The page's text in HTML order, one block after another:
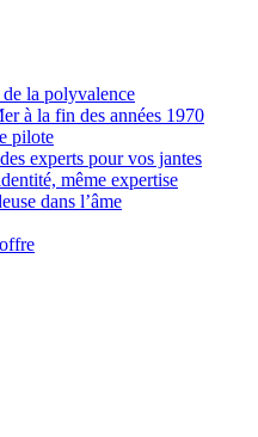
la polyvalence
à la fin des années 1970
pilote
experts pour vos jantes
même expertise
dans l’âme